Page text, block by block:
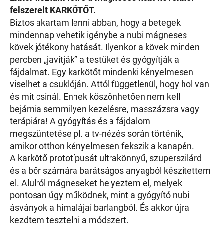
felszerelt KARKÖTŐT.
Biztos akartam lenni abban, hogy a betegek
mindennap vehetik igénybe a nubi mágneses
kövek jótékony hatását. Ilyenkor a kövek minden
percben „javítják” a testüket és gyógyítják a
fájdalmat. Egy karkötőt mindenki kényelmesen
viselhet a csuklóján. Attól függetlenül, hogy hol van
és mit csinál. Ennek köszönhetően nem kell
bejárnia semmilyen kezelésre, masszázsra vagy
terápiára! A gyógyítás és a fájdalom
megszüntetése pl. a tv-nézés során történik,
amikor otthon kényelmesen fekszik a kanapén.
A karkötő prototípusát ultrakönnyű, szuperszilárd
és a bőr számára barátságos anyagból készítettem
el. Alulról mágneseket helyeztem el, melyek
pontosan úgy működnek, mint a gyógyító nubi
ásványok a himalájai barlangból. És akkor újra
kezdtem tesztelni a módszert.